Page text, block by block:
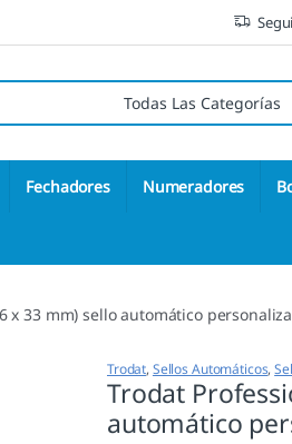
Fechadores Numeradores
x 33 mm) sello automático
Trodat, Sellos Automáticos,
Trodat
automático